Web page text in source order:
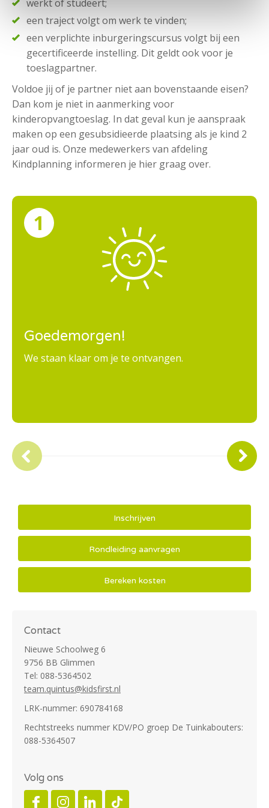
werkt of studeert;
een traject volgt om werk te vinden;
een verplichte inburgeringscursus volgt bij een
gecertificeerde instelling. Dit geldt ook voor je
toeslagpartner.
Voldoe jij of je partner niet aan bovenstaande eisen?
Dan kom je niet in aanmerking voor
kinderopvangtoeslag. In dat geval kun je aanspraak
maken op een gesubsidieerde plaatsing als je kind 2
jaar oud is. Onze medewerkers van afdeling
Kindplanning informeren je hier graag over.
Goedemorgen!
We staan klaar om je te ontvangen.
Inschrijven
Rondleiding aanvragen
Bereken kosten
Contact
Nieuwe Schoolweg 6
9756 BB Glimmen
Tel: 088-5364502
team.quintus@kidsfirst.nl
LRK-nummer: 690784168
Rechtstreeks nummer KDV/PO groep De Tuinkabouters:
088-5364507
Volg ons